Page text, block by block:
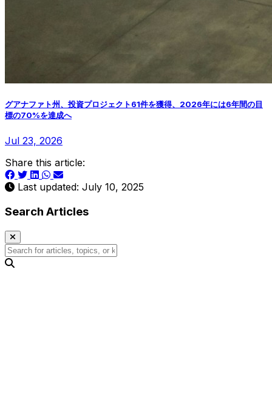
グアナファト州、投資プロジェクト61件を獲得、2026年には6年間の目
標の70%を達成へ
Jul 23, 2026
Share this article:
Last updated: July 10, 2025
Search Articles